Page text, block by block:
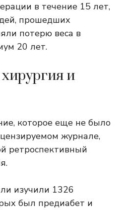
в течение 15 лет,
прошедших
потерю веса в
20 лет.
и
которое еще не было
журнале,
ретроспективный
изучили 1326
был предиабет и